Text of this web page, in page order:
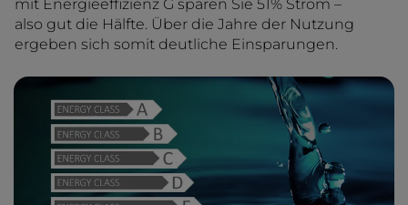
mit Energieeffizienz G sparen Sie 51% Strom –
also gut die Hälfte. Über die Jahre der Nutzung
ergeben sich somit deutliche Einsparungen.